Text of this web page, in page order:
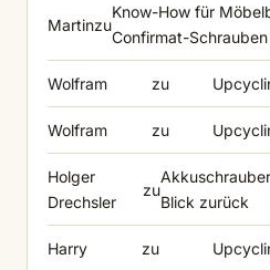
Martinzu
Know-How für
Confirmat-
Wolfram zu
Wolfram zu
Holger
Drechsler
zu
Blick zurück
Harry zu